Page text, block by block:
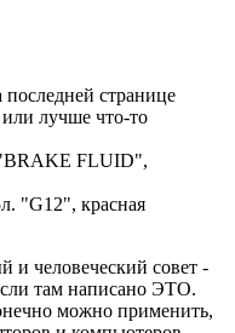
странице
лучше что-то
"BRAKE FLUID",
"G12", красная
человеческий совет -
там написано ЭТО.
можно применить,